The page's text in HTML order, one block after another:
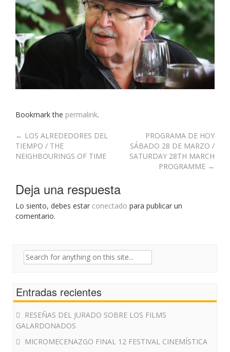
Bookmark the permalink.
Post
navigation
← LOS ALREDEDORES DEL
TIEMPO / THE
NEIGHBOURINGS OF TIME
PROGRAMA DE HOY
SÁBADO 28 DE MARZO /
SATURDAY 28TH MARCH
PROGRAMME →
Deja una respuesta
Lo siento, debes estar conectado para publicar un
comentario.
Search
Entradas recientes
RESEÑAS DEL JURADO SOBRE LOS FILMS
GALARDONADOS
MICROMECENAZGO FINAL 12 FESTIVAL CINEMÍSTICA